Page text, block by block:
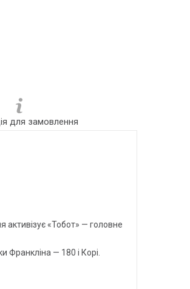
для замовлення
активізує «Тобот» — головне
Франкліна — 180 і Корі.